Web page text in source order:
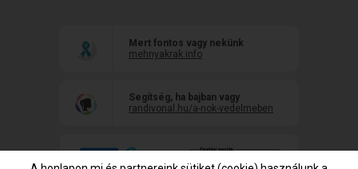
Mert fontos vagy nekünk
mehnyakrak.info
Segítség, ha bajban vagy
randivonal.hu/a-nok-vedelmeben